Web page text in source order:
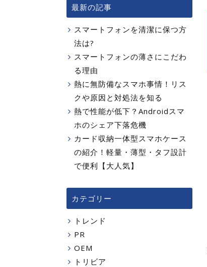
最新の記事
スマートフォンを清潔に保つ方
法は?
スマートフォンの薄さにこだわ
る理由
熱に無防備なスマホ事情！リス
クや原因と対処法を知る
熱で性能が低下？Androidスマ
ホのシェア下落危機
カード収納一体型スマホケース
の紹介！軽量・薄型・タフ設計
で便利【大人気】
カテゴリー
トレンド
PR
OEM
トリビア